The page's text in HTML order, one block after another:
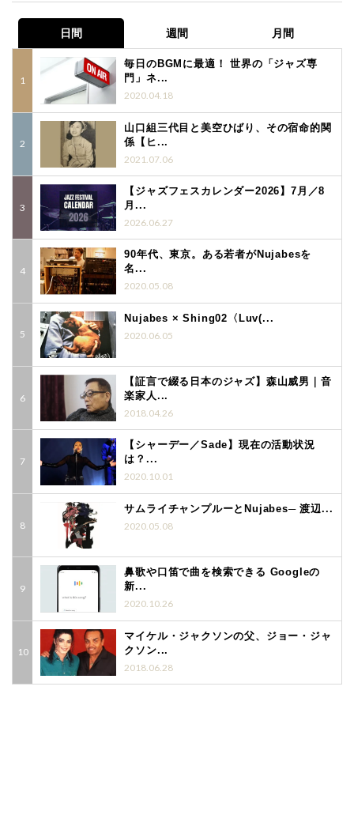
日間 週間 月間
毎日のBGMに最適！ 世界の「ジャズ専
門」ネ...
2020.04.18
山口組三代目と美空ひばり、その宿命的関
係【ヒ...
2021.07.06
【ジャズフェスカレンダー2026】7月／8
月...
2026.06.27
90年代、東京。ある若者がNujabesを
名...
2020.05.08
Nujabes × Shing02〈Luv(...
2020.06.05
【証言で綴る日本のジャズ】森山威男｜音
楽家人...
2018.04.26
【シャーデー／Sade】現在の活動状況
は？...
2020.10.01
サムライチャンプルーとNujabes─ 渡辺...
2020.05.08
鼻歌や口笛で曲を検索できる Googleの
新...
2020.10.26
マイケル・ジャクソンの父、ジョー・ジャ
クソン...
2018.06.28